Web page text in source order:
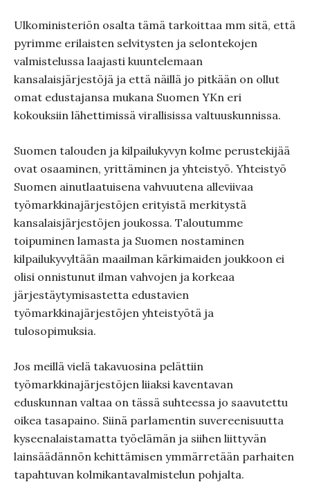
Ulkoministeriön osalta tämä tarkoittaa mm sitä, että
pyrimme erilaisten selvitysten ja selontekojen
valmistelussa laajasti kuuntelemaan
kansalaisjärjestöjä ja että näillä jo pitkään on ollut
omat edustajansa mukana Suomen YKn eri
kokouksiin lähettimissä virallisissa valtuuskunnissa.
Suomen talouden ja kilpailukyvyn kolme perustekijää
ovat osaaminen, yrittäminen ja yhteistyö. Yhteistyö
Suomen ainutlaatuisena vahvuutena alleviivaa
työmarkkinajärjestöjen erityistä merkitystä
kansalaisjärjestöjen joukossa. Taloutumme
toipuminen lamasta ja Suomen nostaminen
kilpailukyvyltään maailman kärkimaiden joukkoon ei
olisi onnistunut ilman vahvojen ja korkeaa
järjestäytymisastetta edustavien
työmarkkinajärjestöjen yhteistyötä ja
tulosopimuksia.
Jos meillä vielä takavuosina pelättiin
työmarkkinajärjestöjen liiaksi kaventavan
eduskunnan valtaa on tässä suhteessa jo saavutettu
oikea tasapaino. Siinä parlamentin suvereenisuutta
kyseenalaistamatta työelämän ja siihen liittyvän
lainsäädännön kehittämisen ymmärretään parhaiten
tapahtuvan kolmikantavalmistelun pohjalta.